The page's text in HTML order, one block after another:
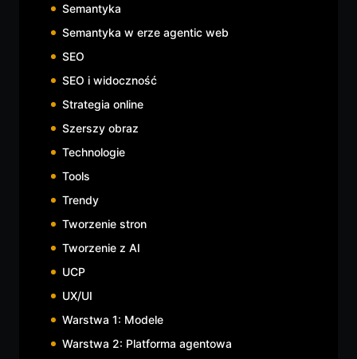
Semantyka
Semantyka w erze agentic web
SEO
SEO i widoczność
Strategia online
Szerszy obraz
Technologie
Tools
Trendy
Tworzenie stron
Tworzenie z AI
UCP
UX/UI
Warstwa 1: Modele
Warstwa 2: Platforma agentowa